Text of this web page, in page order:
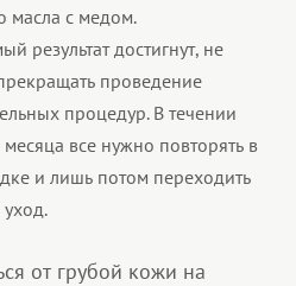
масла с медом.
результат достигнут, не
проведение
процедур. В течении
все нужно повторять в
и лишь потом переходить
от грубой кожи на